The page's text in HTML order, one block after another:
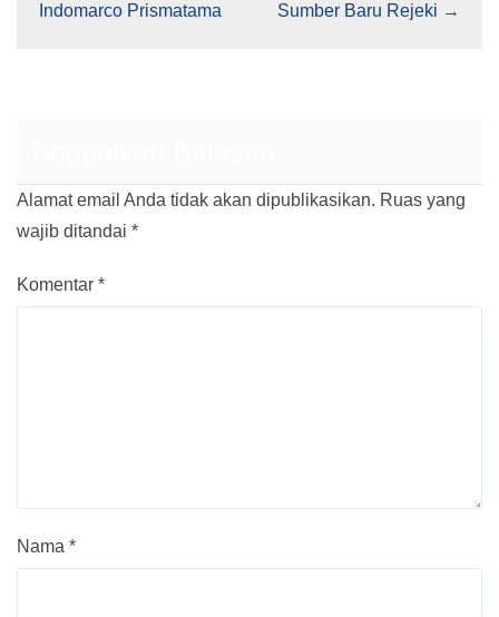
Indomarco Prismatama
Sumber Baru Rejeki →
Alamat email Anda tidak akan dipublikasikan. Ruas yang
wajib ditandai *
Komentar *
Nama *